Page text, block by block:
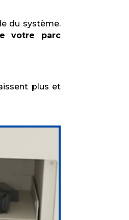
du système.
votre parc
plus et